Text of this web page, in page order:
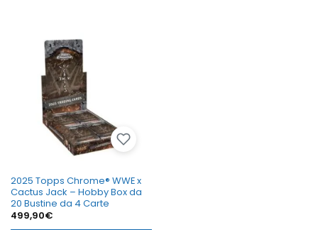
2025 Topps Chrome® WWE x
Cactus Jack – Hobby Box da
20 Bustine da 4 Carte
499,90€